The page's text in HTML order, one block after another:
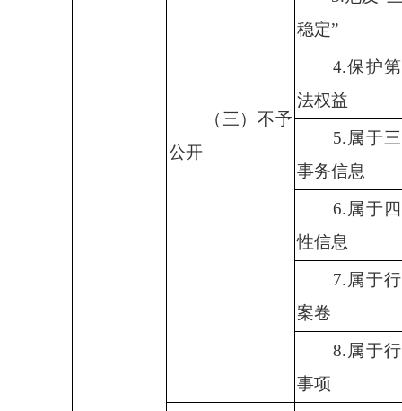
（三）不予
公开
稳定”
4.保护
法权益
5. 属于
事务信息
6. 属于
性信息
7. 属于
案卷
8. 属于
事项